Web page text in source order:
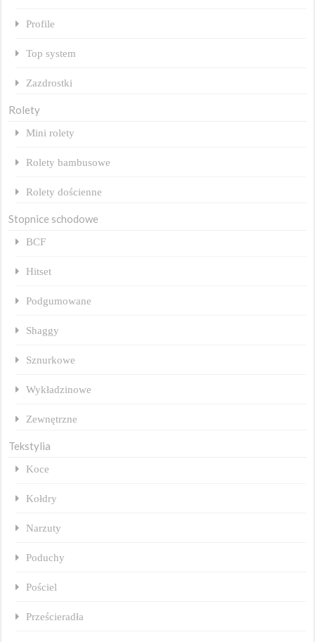
Profile
Top system
Zazdrostki
Rolety
Mini rolety
Rolety bambusowe
Rolety dościenne
Stopnice schodowe
BCF
Hitset
Podgumowane
Shaggy
Sznurkowe
Wykładzinowe
Zewnętrzne
Tekstylia
Koce
Kołdry
Narzuty
Poduchy
Pościel
Prześcieradła